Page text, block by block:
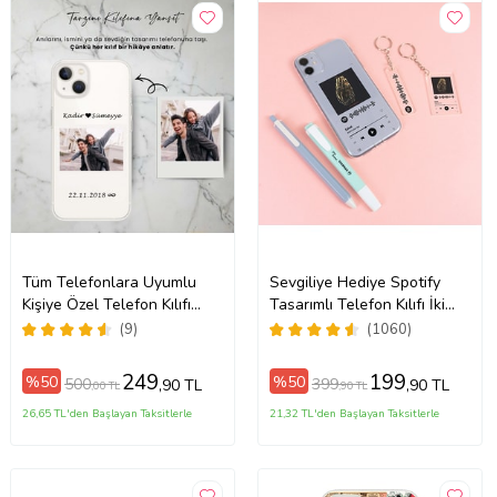
Tüm Telefonlara Uyumlu
Kişiye Özel Telefon Kılıfı
Tüm Modeller Açıklamada
(9)
%50 500,00 TL 249,90 TL
26,65 TL'den Başlayan Taksitlerle
Sevgiliye Hediye Spotify
Tasarımlı Telefon Kılıfı İki
Anahtarlık Hediyeli
(1060)
%50 399,90 TL 199,90 TL
21,32 TL'den Başlayan Taksitlerle